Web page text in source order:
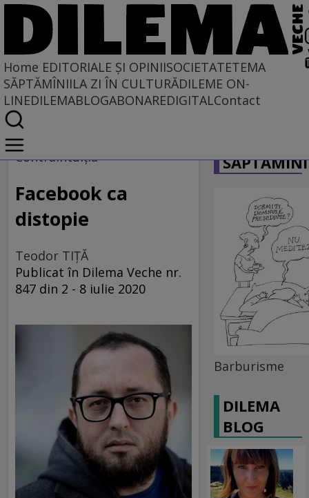
Home EDITORIALE ȘI OPINIISOCIETATETEMA
SĂPTĂMÎNIILA ZI ÎN CULTURĂDILEME ON-
LINEDILEMABLOGABONAREDIGITALContact
Home
EDITORIALE ȘI OPINII
PE CE LUME TRĂIM
Contraintuiţia
Facebook ca
distopie
Teodor TIŢĂ
Publicat în Dilema Veche nr.
847 din 2 - 8 iulie 2020
Barburisme
DILEMA
BLOG